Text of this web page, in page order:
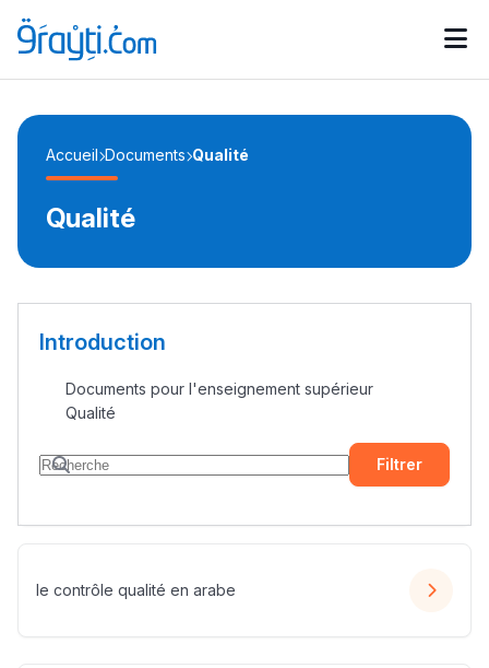
Catégories
d'actualités
Annonces bourses
Accueil Documents Qualité
Qualité
Introduction
Documents pour l'enseignement supérieur
Qualité
Filtrer
le contrôle qualité en arabe